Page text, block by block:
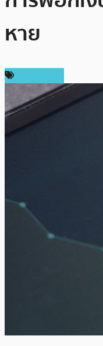
หาย